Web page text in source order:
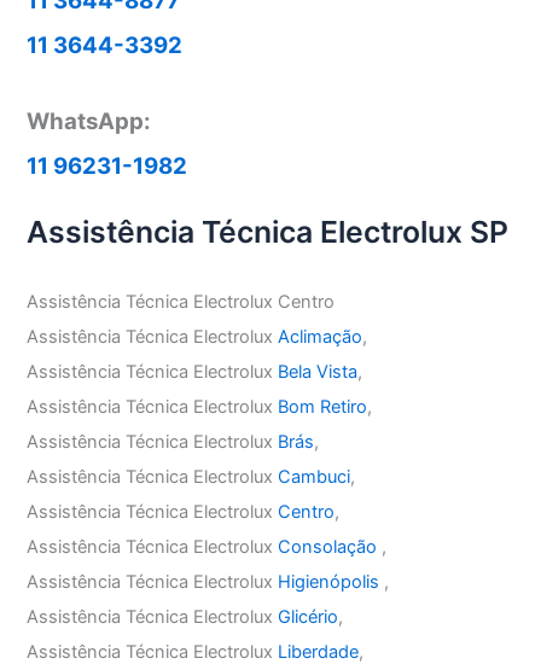
11 3644-3392
WhatsApp:
11 96231-1982
Assistência Técnica Electrolux SP
Assistência Técnica Electrolux Centro
Assistência Técnica ElectroluxAclimação,
Assistência Técnica Electrolux Bela Vista,
Assistência Técnica Electrolux Bom Retiro,
Assistência Técnica Electrolux Brás,
Assistência Técnica ElectroluxCambuci,
Assistência Técnica ElectroluxCentro,
Assistência Técnica ElectroluxConsolação ,
Assistência Técnica Electrolux Higienópolis ,
Assistência Técnica ElectroluxGlicério,
Assistência Técnica Electrolux Liberdade,